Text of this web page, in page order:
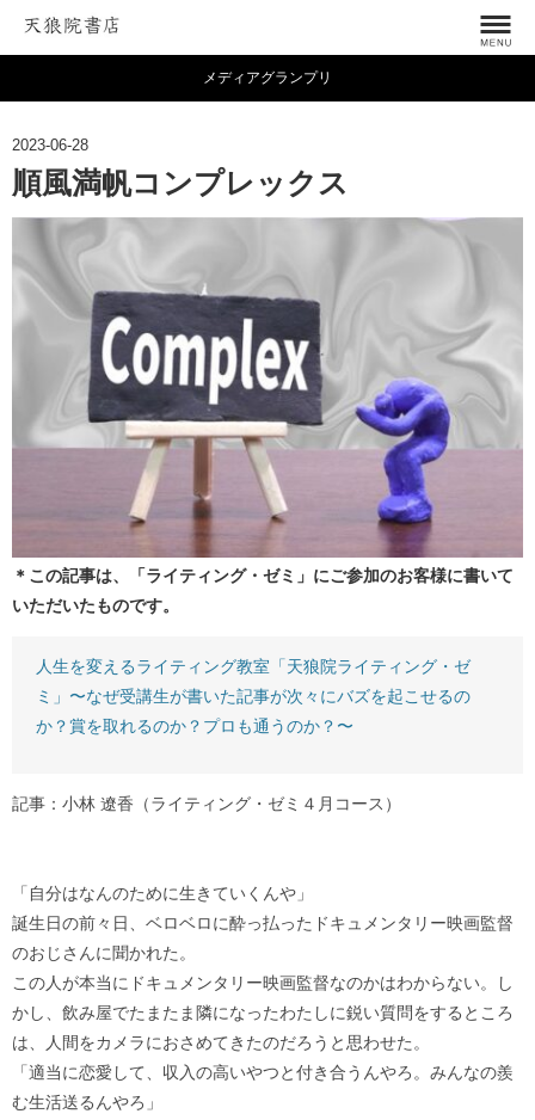
メディアグランプリ
2023-06-28
順風満帆コンプレックス
＊この記事は、「ライティング・ゼミ」にご参加のお客様に書いて
いただいたものです。
人生を変えるライティング教室「天狼院ライティング・ゼ
ミ」〜なぜ受講生が書いた記事が次々にバズを起こせるの
か？賞を取れるのか？プロも通うのか？〜
記事：小林 遼香（ライティング・ゼミ４月コース）
「自分はなんのために生きていくんや」
誕生日の前々日、ベロベロに酔っ払ったドキュメンタリー映画監督
のおじさんに聞かれた。
この人が本当にドキュメンタリー映画監督なのかはわからない。し
かし、飲み屋でたまたま隣になったわたしに鋭い質問をするところ
は、人間をカメラにおさめてきたのだろうと思わせた。
「適当に恋愛して、収入の高いやつと付き合うんやろ。みんなの羨
む生活送るんやろ」